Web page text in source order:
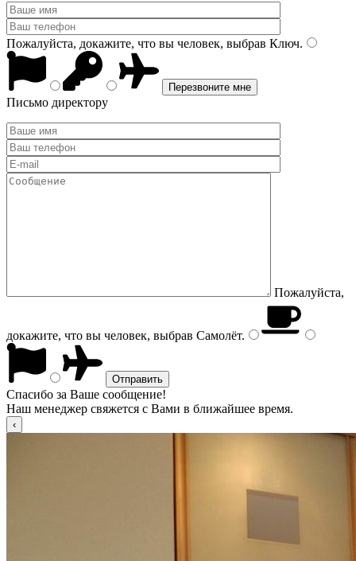
Пожалуйста, докажите, что вы человек, выбрав Ключ.
Письмо директору
Пожалуйста,
докажите, что вы человек, выбрав Самолёт.
Спасибо за Ваше сообщение!
Наш менеджер свяжется с Вами в ближайшее время.